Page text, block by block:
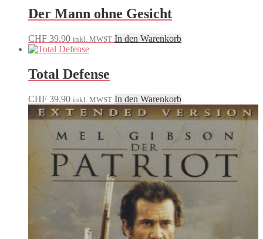
Der Mann ohne Gesicht
CHF 39.90 inkl. MWST In den Warenkorb
Total Defense
CHF 39.90 inkl. MWST In den Warenkorb